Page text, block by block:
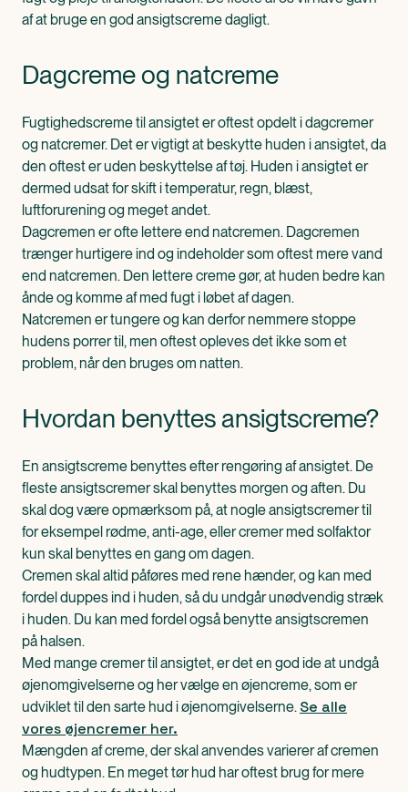
af at bruge en god ansigtscreme dagligt.
Dagcreme og natcreme
Fugtighedscreme til ansigtet er oftest opdelt i dagcremer
og natcremer. Det er vigtigt at beskytte huden i ansigtet, da
den oftest er uden beskyttelse af tøj. Huden i ansigtet er
dermed udsat for skift i temperatur, regn, blæst,
luftforurening og meget andet.
Dagcremen er ofte lettere end natcremen. Dagcremen
trænger hurtigere ind og indeholder som oftest mere vand
end natcremen. Den lettere creme gør, at huden bedre kan
ånde og komme af med fugt i løbet af dagen.
Natcremen er tungere og kan derfor nemmere stoppe
hudens porrer til, men oftest opleves det ikke som et
problem, når den bruges om natten.
Hvordan benyttes ansigtscreme?
En ansigtscreme benyttes efter rengøring af ansigtet. De
fleste ansigtscremer skal benyttes morgen og aften. Du
skal dog være opmærksom på, at nogle ansigtscremer til
for eksempel rødme, anti-age, eller cremer med solfaktor
kun skal benyttes en gang om dagen.
Cremen skal altid påføres med rene hænder, og kan med
fordel duppes ind i huden, så du undgår unødvendig stræk
i huden. Du kan med fordel også benytte ansigtscremen
på halsen.
Med mange cremer til ansigtet, er det en god ide at undgå
øjenomgivelserne og her vælge en øjencreme, som er
udviklet til den sarte hud i øjenomgivelserne. Se alle
vores øjencremer her.
Mængden af creme, der skal anvendes varierer af cremen
og hudtypen. En meget tør hud har oftest brug for mere